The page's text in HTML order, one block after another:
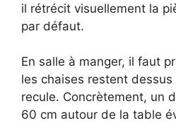
il rétrécit visuellement la
par défaut.
En salle à manger, il faut
les chaises restent dessus
recule. Concrètement, un
60 cm autour de la table